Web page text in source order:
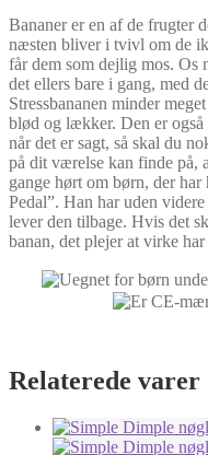
Bananer er en af de frugter
næsten bliver i tvivl om de
får dem som dejlig mos. Os
det ellers bare i gang, med
Stressbananen minder
blød og lækker. Den er
når det er sagt, så skal du
på dit værelse kan finde på,
gange hørt om børn, der har
Pedal”. Han har uden
lever den tilbage. Hvis det
banan, det plejer at virke
Relaterede varer